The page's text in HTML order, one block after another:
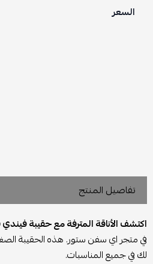
السعر
تفاصيل المنتج
اكتشف الأناقة المترفة مع حقيبة
في متجر اي سفن ستور. هذه الحقيبة
لك في جميع المناسبات.